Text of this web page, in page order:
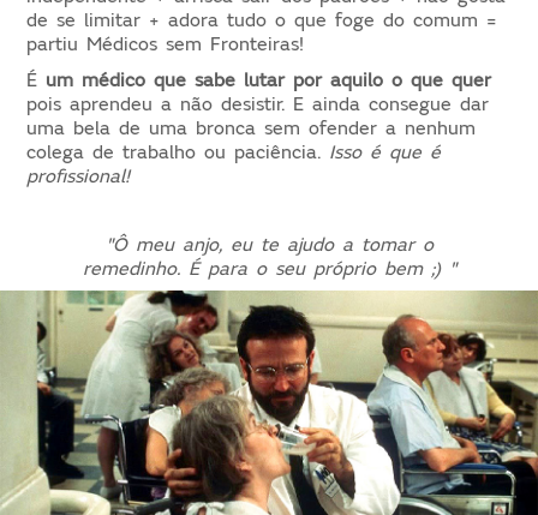
de se limitar + adora tudo o que foge do comum =
partiu Médicos sem Fronteiras!
É um médico que sabe lutar por aquilo o que quer
pois aprendeu a não desistir. E ainda consegue dar
uma bela de uma bronca sem ofender a nenhum
colega de trabalho ou paciência. Isso é que é
profissional!
"Ô meu anjo, eu te ajudo a tomar o
remedinho. É para o seu próprio bem ;) "